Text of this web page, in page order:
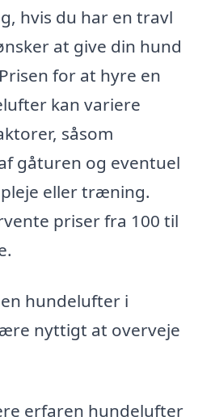
hvis du har en travl
at give din hund
for at hyre en
kan variere
såsom
gåturen og eventuel
eller træning.
priser fra 100 til
hundelufter i
nyttigt at overveje
erfaren hundelufter